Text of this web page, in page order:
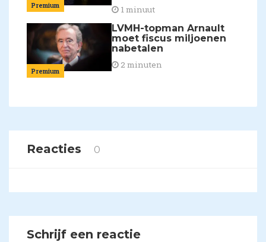
Premium 1 minuut
Premium
LVMH-topman Arnault
moet fiscus miljoenen
nabetalen
2 minuten
Reacties 0
Schrijf een reactie